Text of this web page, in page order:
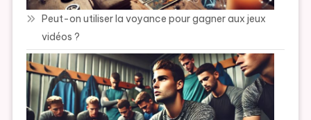
Peut-on utiliser la voyance pour gagner aux jeux
vidéos ?